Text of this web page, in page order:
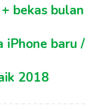
bekas bulan
iPhone baru /
2018